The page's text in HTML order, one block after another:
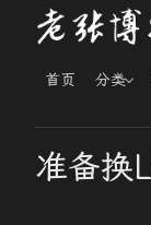
首页 分类
准备换